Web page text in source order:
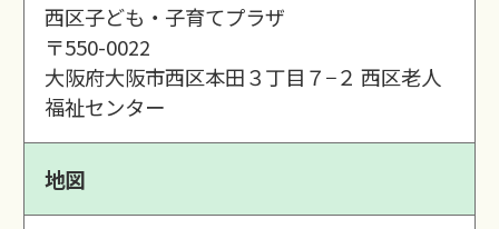
西区子ども・子育てプラザ
〒550-0022
大阪府大阪市西区本田３丁目７−２ 西区老人
福祉センター
地図